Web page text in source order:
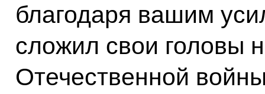
благодаря вашим
сложил свои головы
Отечественной